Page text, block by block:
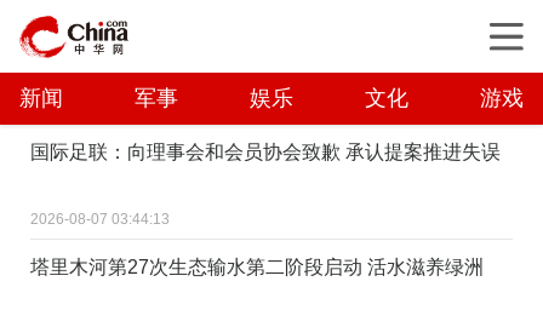
新闻 军事 娱乐 文化 游戏
国际足联：向理事会和会员协会致歉 承认提案推进失误
2026-08-07 03:44:13
塔里木河第27次生态输水第二阶段启动 活水滋养绿洲